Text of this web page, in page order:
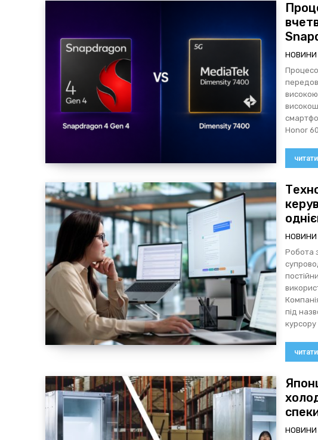
НОВИНИ
Honor
НОВИНИ
Робота
під
курсору
НОВИНИ